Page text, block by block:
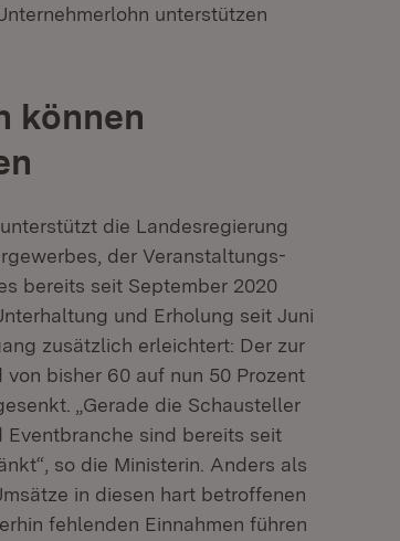
unterstützen
können
die Landesregierung
der Veranstaltungs-
bereits seit September 2020
und Erholung seit Juni
zusätzlich erleichtert: Der zur
bisher 60 auf nun 50 Prozent
„Gerade die Schausteller
sind bereits seit
so die Ministerin. Anders als
in diesen hart betroffenen
fehlenden Einnahmen führen